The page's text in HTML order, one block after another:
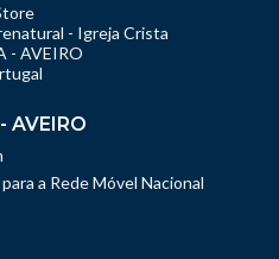
- Igreja Crista
- AVEIRO
AVEIRO
a Rede Móvel Nacional